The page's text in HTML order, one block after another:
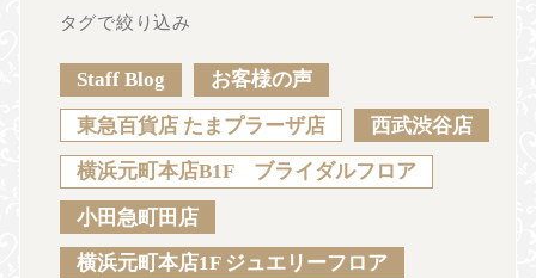
Anniversary
News Blog
Sustainability Voice Catalog
タグで絞り込み
Staff Blog お客様の声
東急百貨店 たまプラーザ店 西武渋谷店
横浜元町本店B1F ブライダルフロア
小田急町田店
横浜元町本店1F ジュエリーフロア